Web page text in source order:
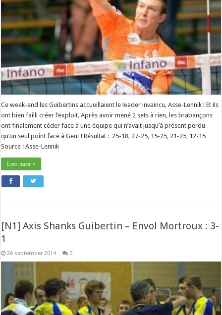
Ce week-end les Guibertins accueillaient le leader invaincu, Asse-Lennik ! Et ils
ont bien failli créer l’exploit. Après avoir mené 2 sets à rien, les brabançons
ont finalement céder face à une équipe qui n’avait jusqu’à présent perdu
qu’un seul point face à Gent ! Résultat : 25-18, 27-25, 15-25, 21-25, 12-15
Source : Asse-Lennik
Lees meer »
[N1] Axis Shanks Guibertin – Envol Mortroux : 3-
1
26 september 2014 0